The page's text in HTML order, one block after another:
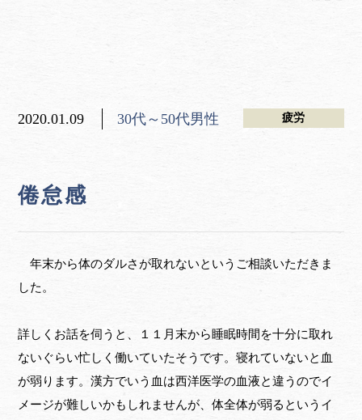
2020.01.09 30代～50代男性 疲労
倦怠感
年末から体のダルさが取れないというご相談いただきま
した。
詳しくお話を伺うと、１１月末から睡眠時間を十分に取れ
ないぐらい忙しく働いていたそうです。寝れていないと血
が弱ります。漢方でいう血は西洋医学の血液と違うのでイ
メージが難しいかもしれませんが、体全体が弱るというイ